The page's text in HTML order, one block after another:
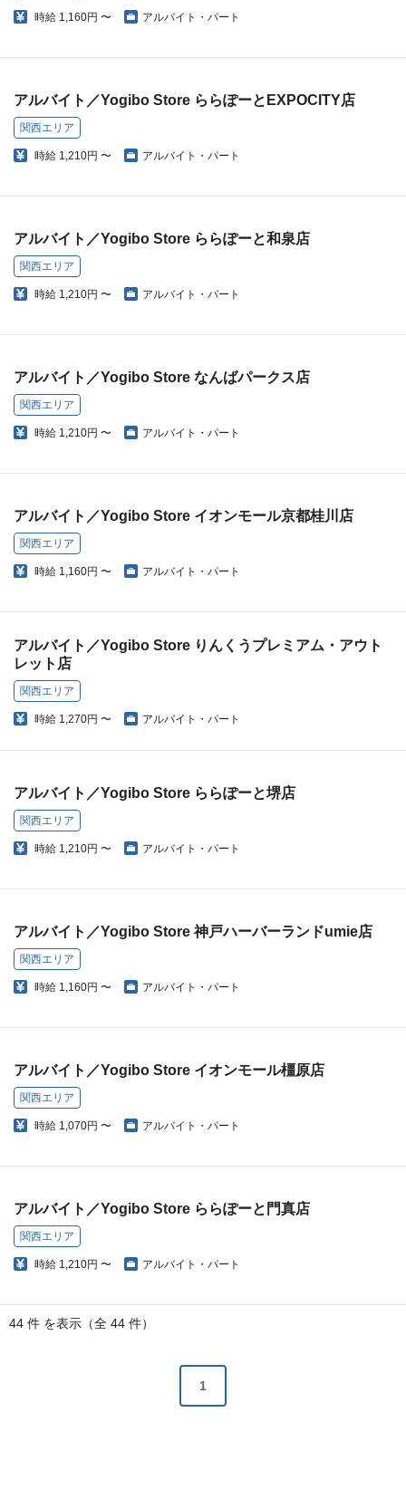
時給 1,160円 〜 アルバイト・パート
アルバイト／Yogibo Store ららぽーとEXPOCITY店
関西エリア
時給 1,210円 〜 アルバイト・パート
アルバイト／Yogibo Store ららぽーと和泉店
関西エリア
時給 1,210円 〜 アルバイト・パート
アルバイト／Yogibo Store なんばパークス店
関西エリア
時給 1,210円 〜 アルバイト・パート
アルバイト／Yogibo Store イオンモール京都桂川店
関西エリア
時給 1,160円 〜 アルバイト・パート
アルバイト／Yogibo Store りんくうプレミアム・アウト
レット店
関西エリア
時給 1,270円 〜 アルバイト・パート
アルバイト／Yogibo Store ららぽーと堺店
関西エリア
時給 1,210円 〜 アルバイト・パート
アルバイト／Yogibo Store 神戸ハーバーランドumie店
関西エリア
時給 1,160円 〜 アルバイト・パート
アルバイト／Yogibo Store イオンモール橿原店
関西エリア
時給 1,070円 〜 アルバイト・パート
アルバイト／Yogibo Store ららぽーと門真店
関西エリア
時給 1,210円 〜 アルバイト・パート
44 件 を表示（全 44 件）
1